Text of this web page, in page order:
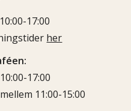
17:00
her
17:00
11:00-15:00